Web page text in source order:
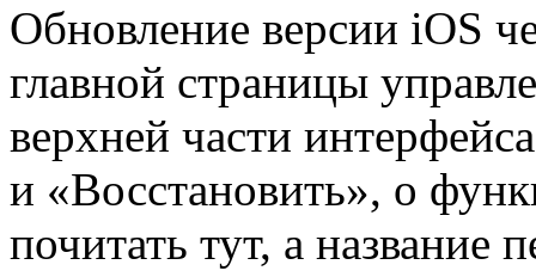
Обновление версии iOS
главной страницы
верхней части
и «Восстановить», о
почитать тут, а название